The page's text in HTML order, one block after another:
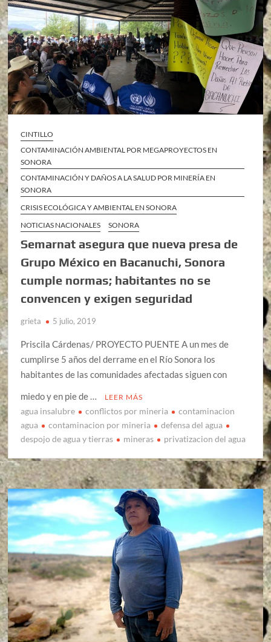
CINTILLO
CONTAMINACIÓN AMBIENTAL POR MEGAPROYECTOS EN
SONORA
CONTAMINACIÓN Y DAÑOS A LA SALUD POR MINERÍA EN
SONORA
CRISIS ECOLÓGICA Y AMBIENTAL EN SONORA
NOTICIAS NACIONALES
SONORA
Semarnat asegura que nueva presa de
Grupo México en Bacanuchi, Sonora
cumple normas; habitantes no se
convencen y exigen seguridad
grieta 5 julio, 2019
Priscila Cárdenas/ PROYECTO PUENTE A un mes de
cumplirse 5 años del derrame en el Río Sonora los
habitantes de las comunidades afectadas siguen con
miedo y en pie de …
LEER MÁS
agua insalubre conflictos por mineria
contaminacion
agua
contaminacion por mineria
defensa del agua
despojo de agua y tierras
mineras privatizacion del agua